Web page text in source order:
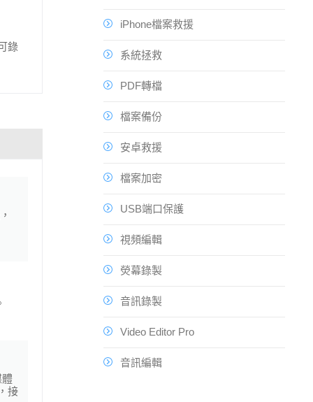
錄
體
接
iPhone檔案救援
系統拯救
PDF轉檔
檔案備份
安卓救援
檔案加密
USB端口保護
視頻編輯
熒幕錄製
音訊錄製
Video Editor Pro
音訊編輯